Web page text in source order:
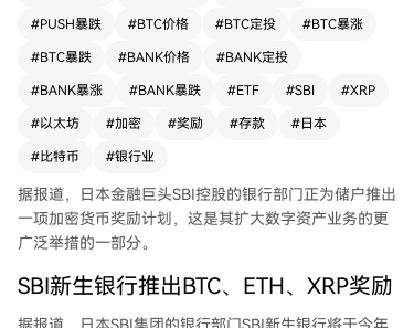
账户才能兑换券。此前，该银行在2月曾推出过类
似活动，提供XRP兑换券。 SBI集团近年来加速拓
用卡，并计划开发面向个人投资者的加密投资信托
基金。此外，集团还计划推出加密货币ETF，并有
在日本加密货币市场的地位。
#PUSH暴跌 #BTC价格 #BTC定投 #BTC暴涨
#BTC暴跌 #BANK价格 #BANK定投
#BANK暴涨 #BANK暴跌 #ETF #SBI #XRP
#以太坊 #加密 #奖励 #存款 # 日本
#比特币 #银行业
据报道，日本金融巨头SBI控股的银行部门正为储户推出
一项加密货币奖励计划，这是其扩大数字资产业务的更
广泛举措的一部分。
SBI新生银行推出BTC、ETH、XRP奖励